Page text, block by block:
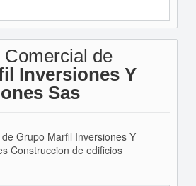
de
Inversiones Y
Sas
Grupo Marfil Inversiones Y
Construccion de edificios